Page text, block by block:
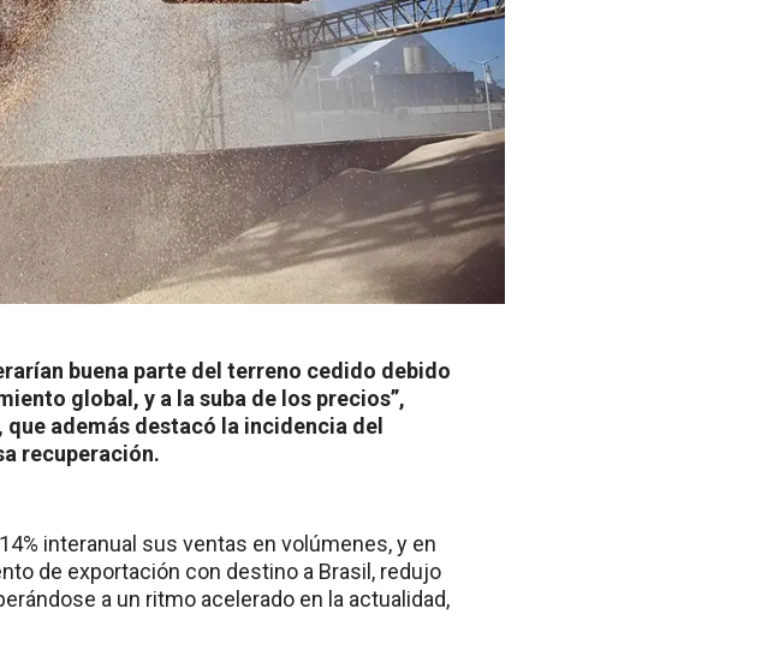
buena parte del terreno cedido debido
global, y a la suba de los precios”,
además destacó la incidencia del
recuperación.
interanual sus ventas en volúmenes, y en
de exportación con destino a Brasil, redujo
a un ritmo acelerado en la actualidad,